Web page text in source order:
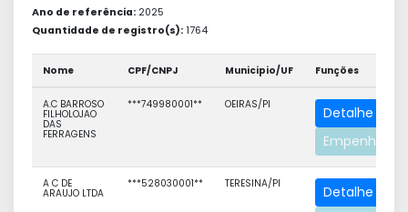
Ano de referência: 2025
Quantidade de registro(s): 1764
Nome CPF/CNPJ Municipio/UF Funções
A.C BARROSO
FILHOLOJAO
DAS
FERRAGENS
***749980001** OEIRAS/PI
Detalhe
Empenhos
A C DE
ARAUJO LTDA
***528030001** TERESINA/PI
Detalhe